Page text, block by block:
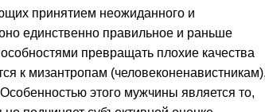
принятием неожиданного и
единственно правильное и раньше
превращать плохие качества
к мизантропам
этого мужчины является то,